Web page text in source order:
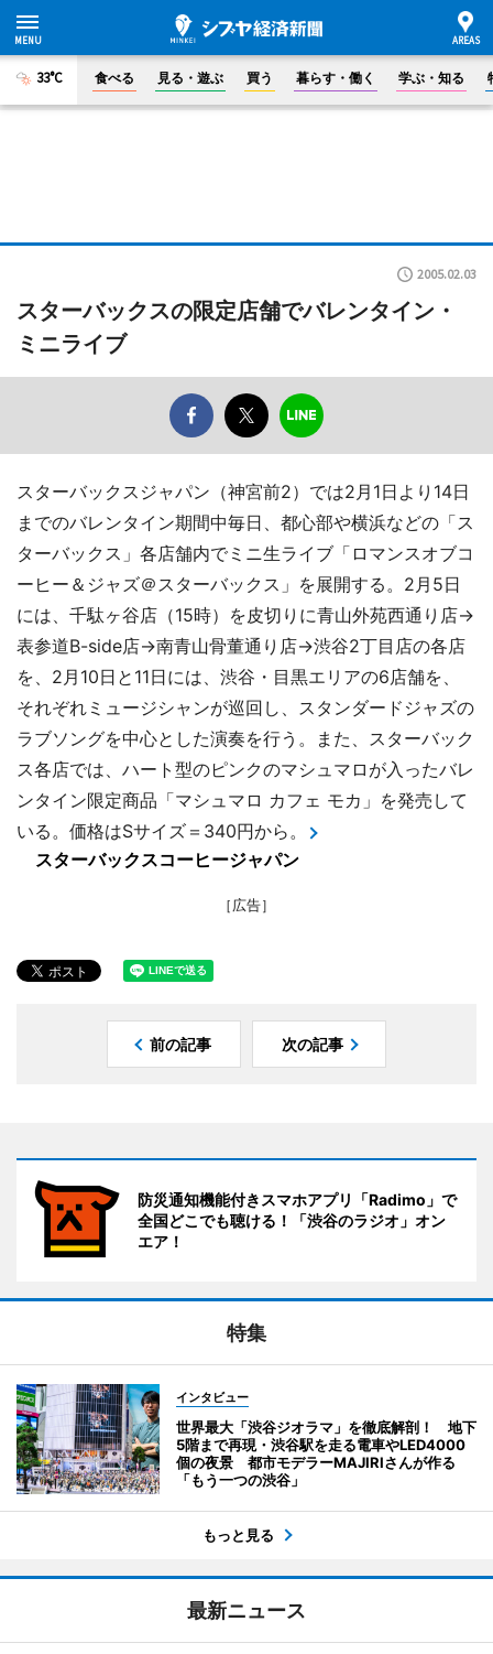
33°C 食べる 見る・遊ぶ 買う 暮らす・働く 学ぶ・知る
2005.02.03
スターバックスの限定店舗でバレンタイン・
ミニライブ
スターバックスジャパン（神宮前2）では2月1日より14日
までのバレンタイン期間中毎日、都心部や横浜などの「ス
ターバックス」各店舗内でミニ生ライブ「ロマンスオブコ
ーヒー＆ジャズ＠スターバックス」を展開する。2月5日
には、千駄ヶ谷店（15時）を皮切りに青山外苑西通り店→
表参道B-side店→南青山骨董通り店→渋谷2丁目店の各店
を、2月10日と11日には、渋谷・目黒エリアの6店舗を、
それぞれミュージシャンが巡回し、スタンダードジャズの
ラブソングを中心とした演奏を行う。また、スターバック
ス各店では、ハート型のピンクのマシュマロが入ったバレ
ンタイン限定商品「マシュマロ カフェ モカ」を発売して
いる。価格はSサイズ＝340円から。
スターバックスコーヒージャパン
［広告］
前の記事 次の記事
防災通知機能付きスマホアプリ「Radimo」で
全国どこでも聴ける！「渋谷のラジオ」オン
エア！
特集
インタビュー
世界最大「渋谷ジオラマ」を徹底解剖！ 地下
5階まで再現・渋谷駅を走る電車やLED4000
個の夜景 都市モデラーMAJIRIさんが作る
「もう一つの渋谷」
もっと見る
最新ニュース